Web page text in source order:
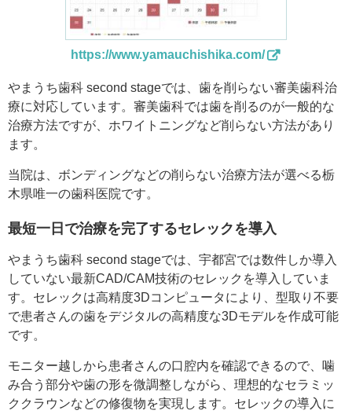
https://www.yamauchishika.com/
やまうち歯科 second stageでは、歯を削らない審美歯科治
療に対応しています。審美歯科では歯を削るのが一般的な
治療方法ですが、ホワイトニングなど削らない方法があり
ます。
当院は、ボンディングなどの削らない治療方法が選べる栃
木県唯一の歯科医院です。
最短一日で治療を完了するセレックを導入
やまうち歯科 second stageでは、宇都宮では数件しか導入
していない最新CAD/CAM技術のセレックを導入していま
す。セレックは高精度3Dコンピュータにより、型取り不要
で患者さんの歯をデジタルの高精度な3Dモデルを作成可能
です。
モニター越しから患者さんの口腔内を確認できるので、噛
み合う部分や歯の形を微調整しながら、理想的なセラミッ
ククラウンなどの修復物を実現します。セレックの導入に